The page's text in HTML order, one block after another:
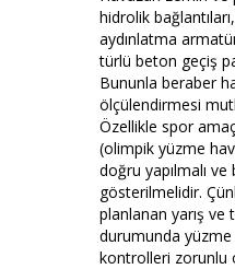
hidrolik
aydınlatma
türlü beton geçiş
Bununla beraber
ölçülendirmesi
Özellikle spor
(olimpik yüzme
doğru yapılmalı
gösterilmelidir.
planlanan yarış ve
durumunda
kontrolleri zorunlu